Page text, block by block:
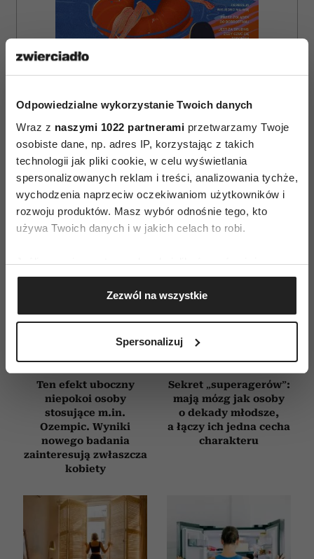
Odpowiedzialne wykorzystanie Twoich danych
Wraz z naszymi 1022 partnerami przetwarzamy Twoje
osobiste dane, np. adres IP, korzystając z takich
technologii jak pliki cookie, w celu wyświetlania
spersonalizowanych reklam i treści, analizowania tychże,
wychodzenia naprzeciw oczekiwaniom użytkowników i
rozwoju produktów. Masz wybór odnośnie tego, kto
używa Twoich danych i w jakich celach to robi.
Jeśli wyrazisz na to zgodę, chcielibyśmy również:
Gromadzić dane dotyczące Twojej lokalizacji
geograficznej z dokładnością nawet do kilku metrów
Identyfikować Twoje urządzenie, aktywnie
(fingerprinting, czyli wirtualny odcisk palca)
dane są przetwarzane oraz ustaw własne preferencje w
sekcji szczegółów. W Deklaracji plików cookie możesz
zmienić lub wycofać swoją zgodę w dowolnej chwili.
Wykorzystujemy pliki cookie do spersonalizowania treści
i reklam, aby oferować funkcje społecznościowe i
korzystasz z naszej witryny, udostępniamy partnerom
społecznościowym, reklamowym i analitycznym.
Partnerzy mogą połączyć te informacje z innymi danymi
otrzymanymi od Ciebie lub uzyskanymi podczas
Zezwól na wszystkie
Spersonalizuj
WYDANIE DRUKOWANE
E-WYDANIE
Ten efekt uboczny
niepokoi osoby
stosujące m.in.
Ozempic. Wyniki
nowego badania
zainteresują zwłaszcza
kobiety
Sekret „superagerów”:
mają mózg jak osoby
o dekady młodsze,
a łączy ich jedna cecha
charakteru